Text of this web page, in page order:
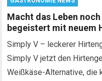
Macht das Leben
begeistert mit neuem
Simply V – leckerer
Simply V jetzt den
Weißkäse-Alternative, die